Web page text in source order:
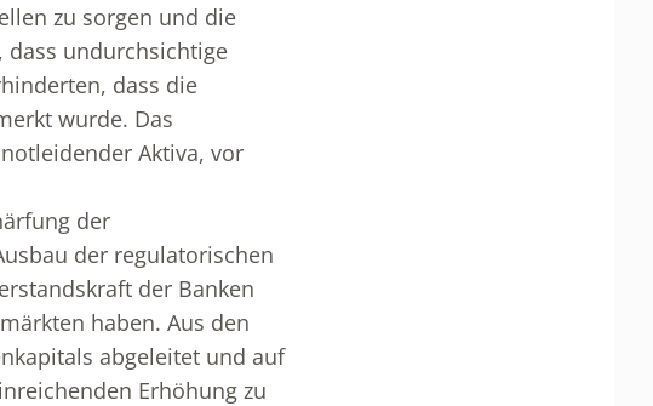
zu sorgen und die
dass undurchsichtige
dass die
wurde. Das
Aktiva, vor
der
der regulatorischen
der Banken
haben. Aus den
abgeleitet und auf
Erhöhung zu